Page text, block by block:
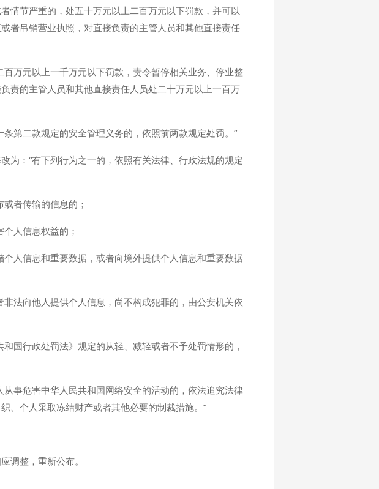
情节严重的，处五十万元以上二百万元以下罚款，并可以
者吊销营业执照，对直接负责的主管人员和其他直接责任
万元以上一千万元以下罚款，责令暂停相关业务、停业整
责的主管人员和其他直接责任人员处二十万元以上一百万
第二款规定的安全管理义务的，依照前两款规定处罚。”
为：“有下列行为之一的，依照有关法律、行政法规的规定
者传输的信息的；
人信息权益的；
人信息和重要数据，或者向境外提供个人信息和重要数据
法向他人提供个人信息，尚不构成犯罪的，由公安机关依
国行政处罚法》规定的从轻、减轻或者不予处罚情形的，
事危害中华人民共和国网络安全的活动的，依法追究法律
、个人采取冻结财产或者其他必要的制裁措施。”
调整，重新公布。